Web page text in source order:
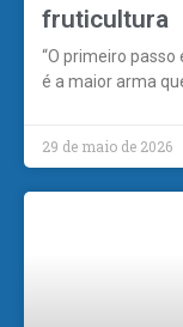
fruticultura
“O primeiro
é a maior arma
29 de maio de 2026